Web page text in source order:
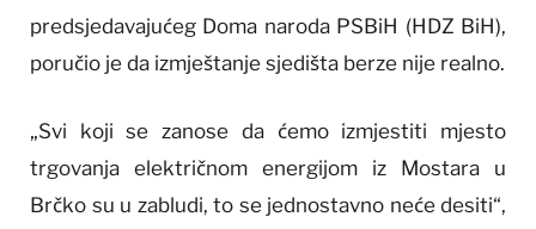
predsjedavajućeg Doma naroda PSBiH (HDZ BiH),
poručio je da izmještanje sjedišta berze nije realno.
„Svi koji se zanose da ćemo izmjestiti mjesto
trgovanja električnom energijom iz Mostara u
Brčko su u zabludi, to se jednostavno neće desiti“,